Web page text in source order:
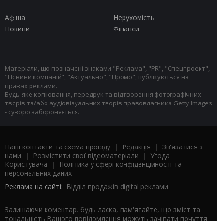
Афіша
Нерухомість
Новини
Фінанси
Матеріали, що позначені знаками "Реклама", "PR", "Спецпроект",
"Новини компаній", "Актуально", "Промо", публікуються на
правах реклами.
Будь-яке копіювання, передрук та відтворення фотографічних
творів та/або аудіовізуальних творів правовласника Getty Images
- суворо забороняється.
Наші контакти та схема проїзду | Редакція | Зв'язатися з
нами | Розмістити свої відеоматеріали | Угода
Користувача |
Політика у сфері конфіденційності та
персональних даних
Реклама на сайті: Відділ продажів digital реклами
Залишаючи коментар, будь ласка, пам'ятайте, що зміст та
тональність Вашого повідомлення можуть зачіпати почуття